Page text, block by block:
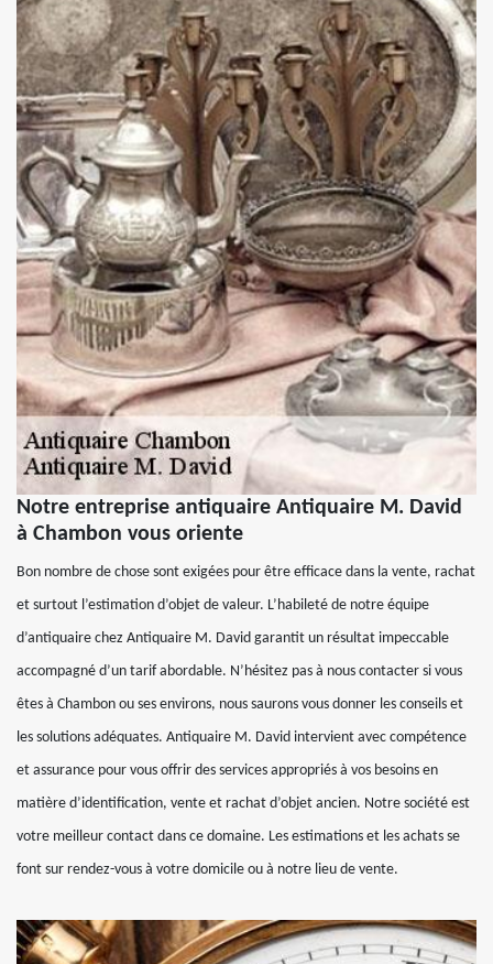
Notre entreprise antiquaire Antiquaire M. David
à Chambon vous oriente
Bon nombre de chose sont exigées pour être efficace dans la vente, rachat
et surtout l’estimation d’objet de valeur. L’habileté de notre équipe
d’antiquaire chez Antiquaire M. David garantit un résultat impeccable
accompagné d’un tarif abordable. N’hésitez pas à nous contacter si vous
êtes à Chambon ou ses environs, nous saurons vous donner les conseils et
les solutions adéquates. Antiquaire M. David intervient avec compétence
et assurance pour vous offrir des services appropriés à vos besoins en
matière d’identification, vente et rachat d’objet ancien. Notre société est
votre meilleur contact dans ce domaine. Les estimations et les achats se
font sur rendez-vous à votre domicile ou à notre lieu de vente.